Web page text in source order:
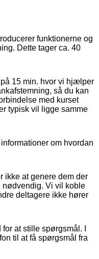
funktionerne og
Dette tager ca. 40
15 min. hvor vi hjælper
så du kan
med kurset
typisk vil ligge samme
om hvordan
ikke at genere dem der
nødvendig. Vi vil koble
deltagere ikke hører
at stille spørgsmål. I
til at få spørgsmål fra